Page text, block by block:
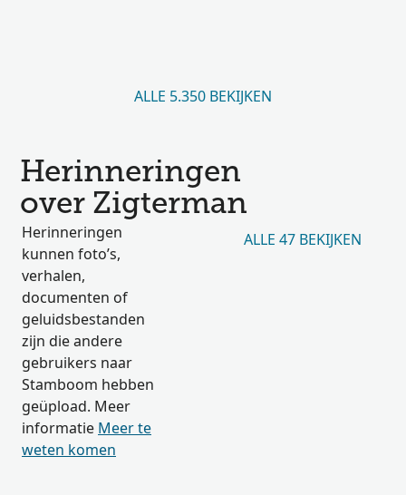
ALLE 5.350 BEKIJKEN
Herinneringen
over Zigterman
Herinneringen
kunnen foto’s,
verhalen,
documenten of
geluidsbestanden
zijn die andere
gebruikers naar
Stamboom hebben
geüpload. Meer
informatie Meer te
weten komen
ALLE 47 BEKIJKEN